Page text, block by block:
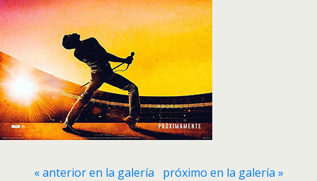
« anterior en la galería próximo en la galería »